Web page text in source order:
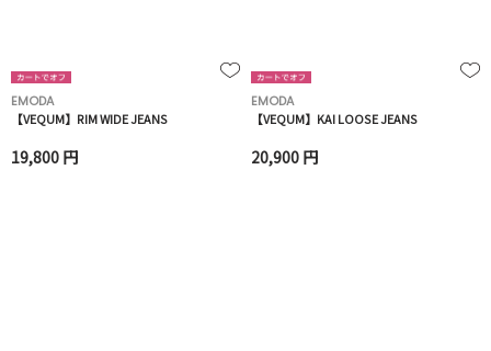
EMODA
【VEQUM】RIM WIDE JEANS
19,800 円
EMODA
【VEQUM】KAI LOOSE JEANS
20,900 円